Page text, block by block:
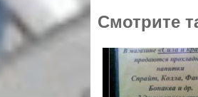
Смотрите